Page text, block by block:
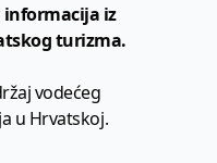
informacija iz
turizma.
vodećeg
u Hrvatskoj.